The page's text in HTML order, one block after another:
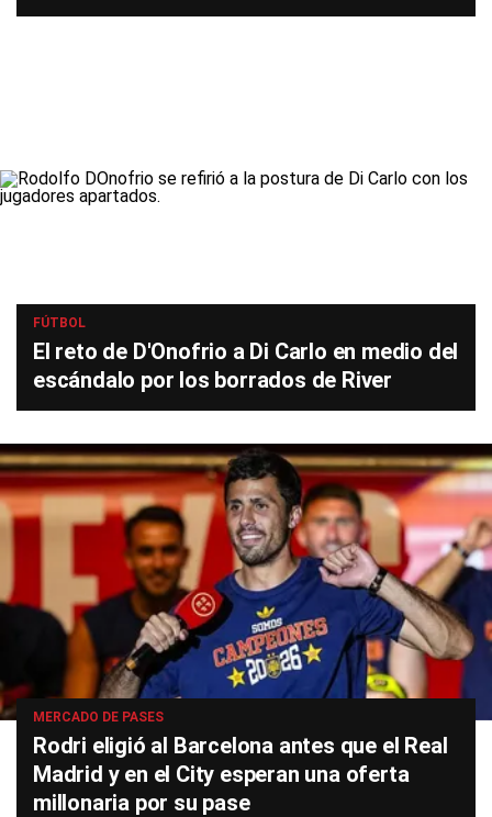
FÚTBOL
El reto de D'Onofrio a Di Carlo en medio del
escándalo por los borrados de River
MERCADO DE PASES
Rodri eligió al Barcelona antes que el Real
Madrid y en el City esperan una oferta
millonaria por su pase